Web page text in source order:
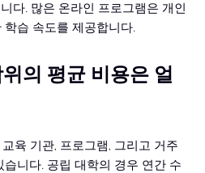
다. 많은 온라인 프로그램은 개인
습 속도를 제공합니다.
의 평균 비용은 얼
육 기관, 프로그램, 그리고 거주
니다. 공립 대학의 경우 연간 수